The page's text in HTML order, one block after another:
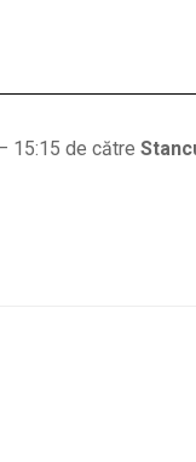
15:15 de către